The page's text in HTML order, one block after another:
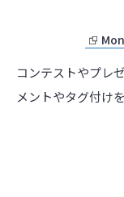
コンテストやプレ
メントやタグ付け